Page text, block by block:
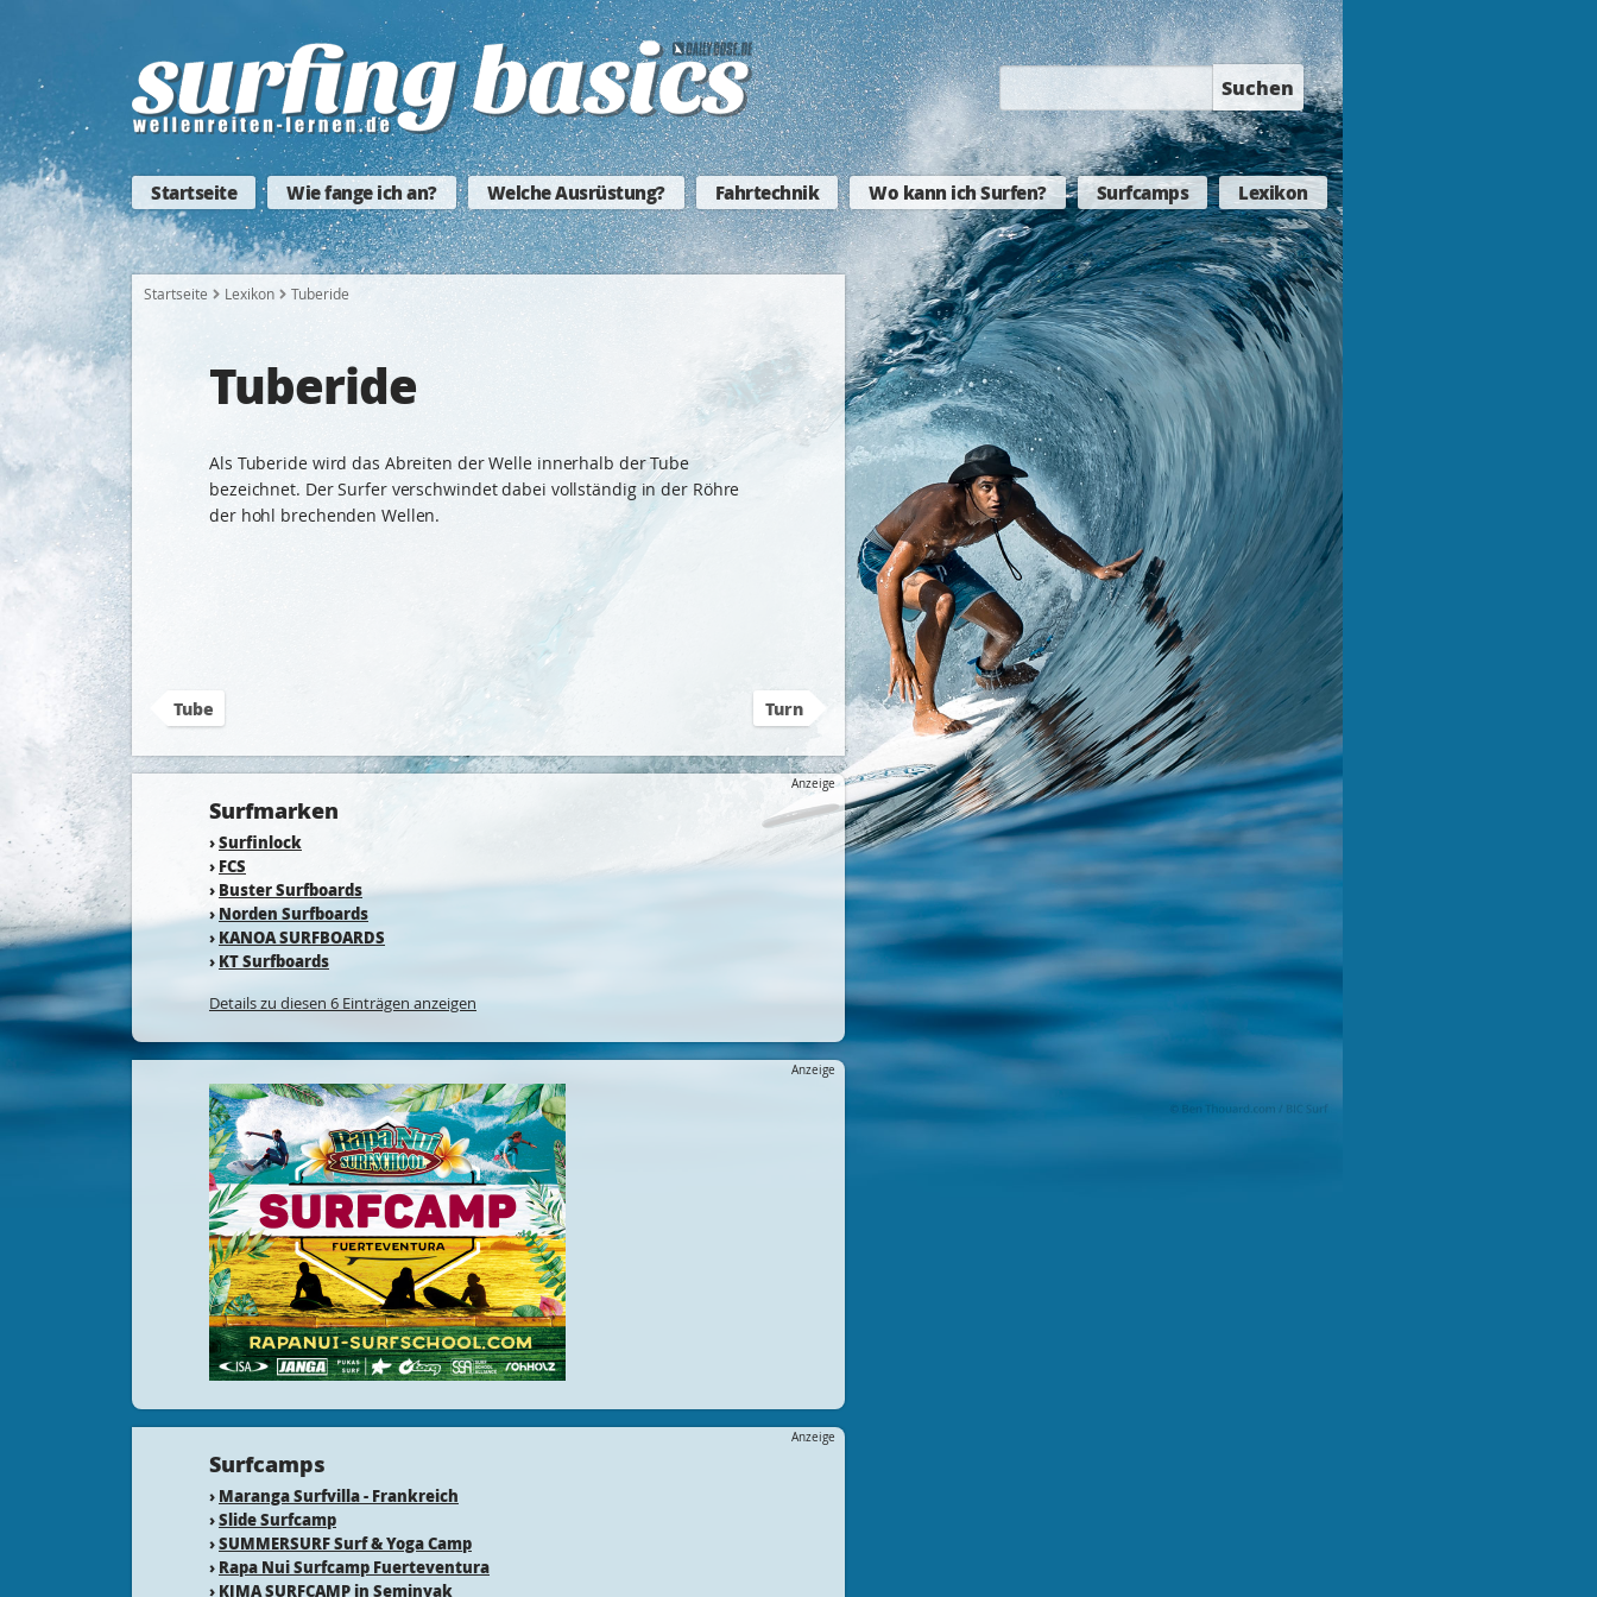
Suchen
Startseite Wie fange ich an? Welche Ausrüstung? Fahrtechnik Wo kann ich Surfen? Surfcamps Lexikon
Startseite Lexikon Tuberide
Tuberide
Als Tuberide wird das Abreiten der Welle innerhalb der Tube
bezeichnet. Der Surfer verschwindet dabei vollständig in der Röhre
der hohl brechenden Wellen.
Tube Turn
Anzeige
Surfmarken
›Surfinlock
› FCS
› Buster Surfboards
›Norden Surfboards
› KANOA SURFBOARDS
› KT Surfboards
Details zu diesen 6 Einträgen anzeigen
Anzeige
Anzeige
Surfcamps
› Maranga Surfvilla - Frankreich
›Slide Surfcamp
›SUMMERSURF Surf & Yoga Camp
› Rapa Nui Surfcamp Fuerteventura
› KIMA SURFCAMP in Seminyak